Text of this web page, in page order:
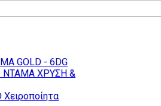
GOLD - 6DG
- ΝΤΑΜΑ ΧΡΥΣΗ &
Χειροποίητα